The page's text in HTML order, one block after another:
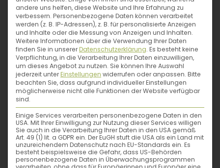
achte beim Abreiben darauf, nicht zu viel
vom weißen Fleisch unter der äußersten
Schale mitzureiben, da darin sehr viele
Bitterstoffe stecken.
Die Vielseitigkeit der Kartoffel macht sie zur
beliebten Zutat sowohl für die einfache
Alltagsküche als auch für kreative Menüs!
Yvonne Schwarzinger hat ihre besten
Rezepte im Kochbuch„Natürlich koch ich!
Erdäpfel“versammelt.Von Gnocchi mit
andere uns helfen, diese Website und Ihre Erfahrung zu
verbessern. Personenbezogene Daten können verarbeitet
werden (z. B. IP-Adressen), z. B. für personalisierte Anzeigen
und Inhalte oder die Messung von Anzeigen und Inhalten.
Weitere Informationen über die Verwendung Ihrer Daten
finden Sie in unsererDatenschutzerklärung. Es besteht keine
Verpflichtung, in die Verarbeitung Ihrer Daten einzuwilligen,
um dieses Angebot zu nutzen. Sie können Ihre Auswahl
jederzeit unterEinstellungen widerrufen oder anpassen. Bitte
beachten Sie, dass aufgrund individueller Einstellungen
möglicherweise nicht alle Funktionen der Website verfügbar
sind.
Einige Services verarbeiten personenbezogene Daten in den
USA. Mit Ihrer Einwilligung zur Nutzung dieser Services willigen
Sie auch in die Verarbeitung Ihrer Daten in den USA gemäß
Art. 49 (1) lit. a GDPR ein. Der EuGH stuft die USA als ein Land mit
unzureichendem Datenschutz nach EU-Standards ein. Es
besteht beispielsweise die Gefahr, dass US-Behörden
personenbezogene Daten in Überwachungsprogrammen